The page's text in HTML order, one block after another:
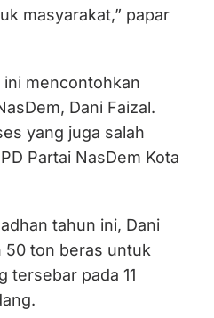
masyarakat,” papar
ini mencontohkan
Dani Faizal.
yang juga salah
Partai NasDem Kota
tahun ini, Dani
50 ton beras untuk
tersebar pada 11